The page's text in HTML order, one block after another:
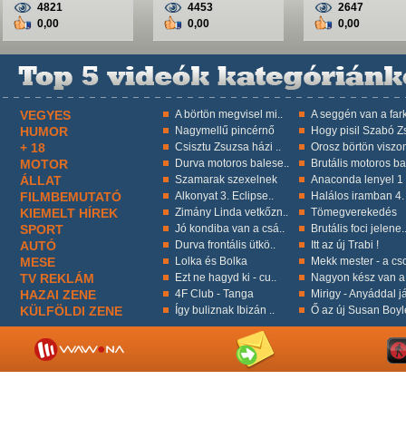
4821
0,00
4453
0,00
2647
0,00
VEGYES A börtön megvisel mi.. A seggén van a
HUMOR Nagymellű pincérnő Hogy pisil Szabó
+ 18 Csisztu Zsuzsa házi .. Orosz börtön
MOTOR Durva motoros balese.. Brutális motoros
ÁLLAT Szamarak szexelnek Anaconda lenyel 1
FILMBEMUTATÓ Alkonyat 3. Eclipse.. Halálos iramban 4.
KIEMELT HÍREK Zimány Linda vetkőzn.. Tömegverekedés
SPORT Jó kondiba van a csá.. Brutális foci jelene..
AUTÓ Durva frontális ütkö.. Itt az új Trabi !
MESE Lolka és Bolka Mekk mester - a
TV REKLÁM Ezt ne hagyd ki - cu.. Nagyon kész van
HAZAI ZENE 4F Club - Tanga Mirigy - Anyáddal
KÜLFÖLDI ZENE Így buliznak Ibizán .. Ő az új Susan